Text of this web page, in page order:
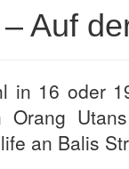
Auf
in 16 oder
Orang
an Balis